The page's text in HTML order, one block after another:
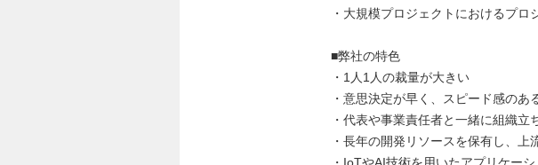
・大規模プロジェクトにおけるプロ
■弊社の特色
・1人1人の裁量が大きい
・意思決定が早く、スピード感のあ
・代表や事業責任者と一緒に組織立
・長年の開発リソースを保有し、
・IoTやAI技術を用いたアプリケー